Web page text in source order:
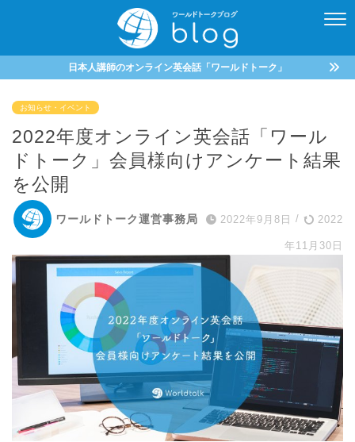
日本人講師のオンライン英会話「ワールドトーク」
お知らせ・イベント
2022年度オンライン英会話「ワール
ドトーク」会員様向けアンケート結果
を公開
ワールドトーク運営事務局 2022年9月8日 / 2022
年11月30日